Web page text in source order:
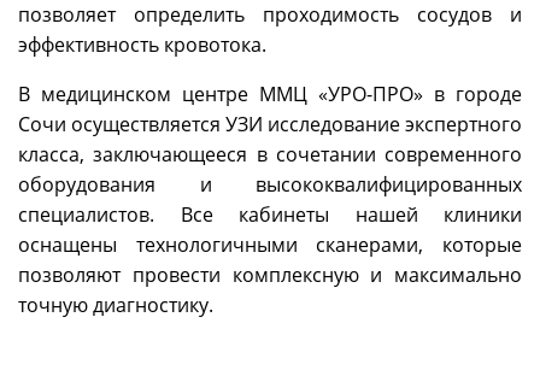
позволяет определить проходимость сосудов и
эффективность кровотока.
В медицинском центре ММЦ «УРО-ПРО» в городе
Сочи осуществляется УЗИ исследование экспертного
класса, заключающееся в сочетании современного
оборудования и высококвалифицированных
специалистов. Все кабинеты нашей клиники
оснащены технологичными сканерами, которые
позволяют провести комплексную и максимально
точную диагностику.